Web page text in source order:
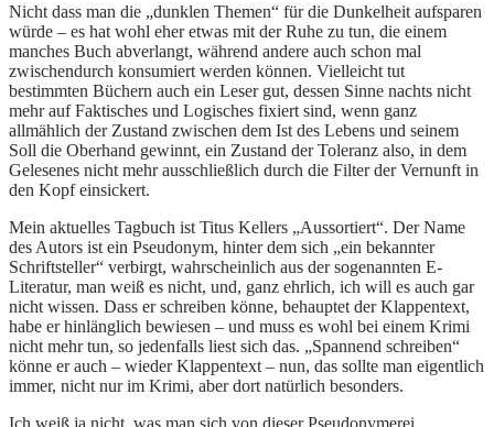
Nicht dass man die „dunklen Themen“ für die Dunkelheit aufsparen
würde – es hat wohl eher etwas mit der Ruhe zu tun, die einem
manches Buch abverlangt, während andere auch schon mal
zwischendurch konsumiert werden können. Vielleicht tut
bestimmten Büchern auch ein Leser gut, dessen Sinne nachts nicht
mehr auf Faktisches und Logisches fixiert sind, wenn ganz
allmählich der Zustand zwischen dem Ist des Lebens und seinem
Soll die Oberhand gewinnt, ein Zustand der Toleranz also, in dem
Gelesenes nicht mehr ausschließlich durch die Filter der Vernunft in
den Kopf einsickert.
Mein aktuelles Tagbuch ist Titus Kellers „Aussortiert“. Der Name
des Autors ist ein Pseudonym, hinter dem sich „ein bekannter
Schriftsteller“ verbirgt, wahrscheinlich aus der sogenannten E-
Literatur, man weiß es nicht, und, ganz ehrlich, ich will es auch gar
nicht wissen. Dass er schreiben könne, behauptet der Klappentext,
habe er hinlänglich bewiesen – und muss es wohl bei einem Krimi
nicht mehr tun, so jedenfalls liest sich das. „Spannend schreiben“
könne er auch – wieder Klappentext – nun, das sollte man eigentlich
immer, nicht nur im Krimi, aber dort natürlich besonders.
Ich weiß ja nicht, was man sich von dieser Pseudonymerei